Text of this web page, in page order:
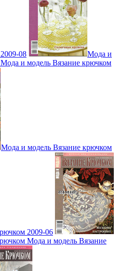
08
Мода и
и модель Вязание крючком
Мода и модель Вязание крючком
2009-06
Мода и модель Вязание